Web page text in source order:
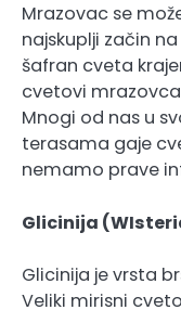
Mrazovac se
najskuplji začin
šafran cveta
cvetovi mrazovca
Mnogi od nas u
terasama gaje
nemamo prave
Glicinija
Glicinija je vrsta
Veliki mirisni